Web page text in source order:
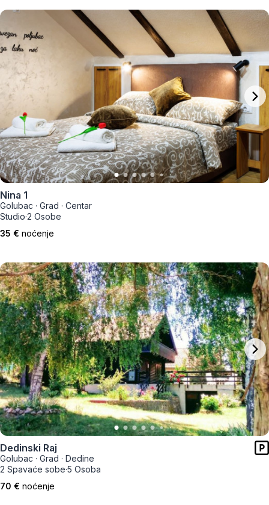
Nina 1
Golubac · Grad · Centar
Studio·2 Osobe
35 € noćenje
Dedinski Raj
Golubac · Grad · Dedine
2 Spavaće sobe·5 Osoba
70 € noćenje